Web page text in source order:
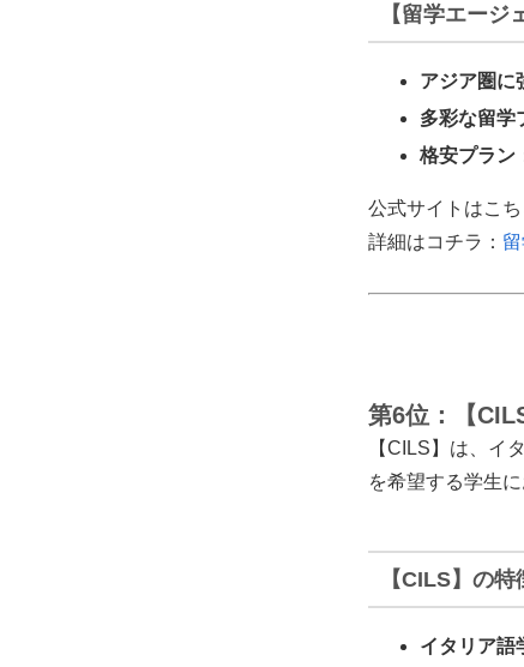
【留学エー
アジア圏に
多彩な留学
格安プラン
公式サイトはこち
詳細はコチラ：
第6位：【
【CILS】は、イ
を希望する学生
【CILS】の特
イタリア語